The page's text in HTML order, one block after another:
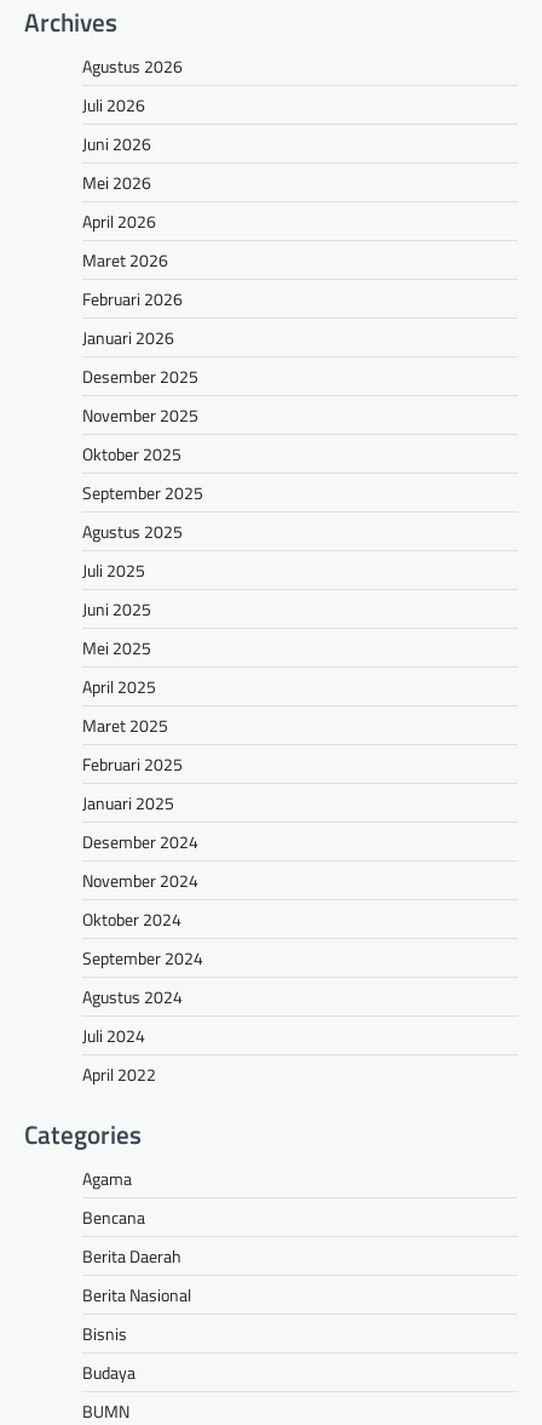
Archives
Agustus 2026
Juli 2026
Juni 2026
Mei 2026
April 2026
Maret 2026
Februari 2026
Januari 2026
Desember 2025
November 2025
Oktober 2025
September 2025
Agustus 2025
Juli 2025
Juni 2025
Mei 2025
April 2025
Maret 2025
Februari 2025
Januari 2025
Desember 2024
November 2024
Oktober 2024
September 2024
Agustus 2024
Juli 2024
April 2022
Categories
Agama
Bencana
Berita Daerah
Berita Nasional
Bisnis
Budaya
BUMN